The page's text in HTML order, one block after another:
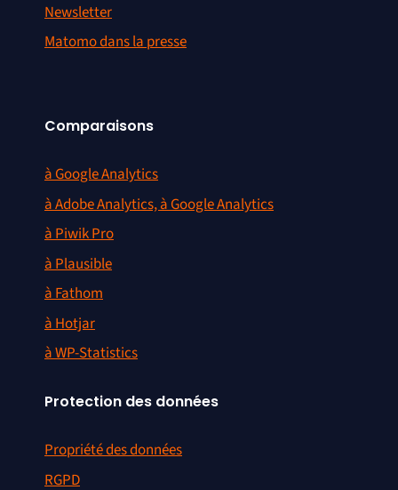
Newsletter
Matomo dans la presse
Comparaisons
à Google Analytics
à Adobe Analytics, à Google Analytics
à Piwik Pro
à Plausible
à Fathom
à Hotjar
à WP-Statistics
Protection des données
Propriété des données
RGPD